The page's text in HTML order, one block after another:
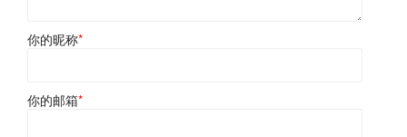
你的昵称*
你的邮箱*